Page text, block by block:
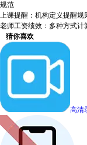
规范
上课提醒：机构定义提醒
老师工资绩效：多种方式
猜你喜欢
高清